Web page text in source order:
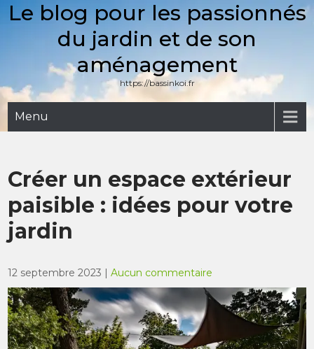
SkipLe blog pour les passionnés
du jardin et de son
aménagement
https://bassinkoi.fr
Menu
Créer un espace extérieur
paisible : idées pour votre
jardin
12 septembre 2023 |Aucun commentaire